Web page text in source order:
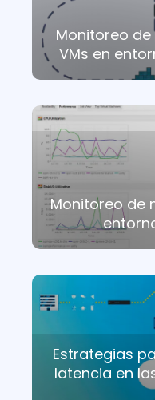
Monitoreo
VMs en
Monitoreo de
Estrategias
latencia en